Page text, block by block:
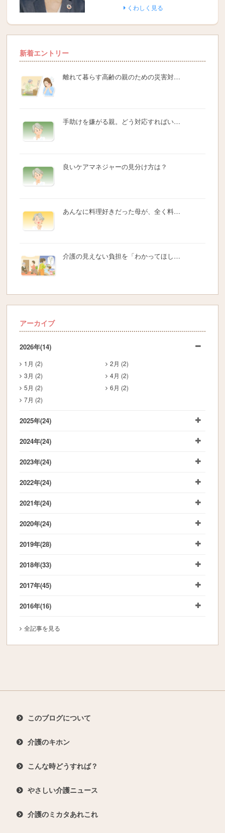
くわしく見る
新着エントリー
離れて暮らす高齢の親のための災害対…
手助けを嫌がる親。どう対応すればい…
良いケアマネジャーの見分け方は？
あんなに料理好きだった母が、全く料…
介護の見えない負担を「わかってほし…
アーカイブ
2026年(14)
1月 (2)
2月 (2)
3月 (2)
4月 (2)
5月 (2)
6月 (2)
7月 (2)
2025年(24)
2024年(24)
2023年(24)
2022年(24)
2021年(24)
2020年(24)
2019年(28)
2018年(33)
2017年(45)
2016年(16)
全記事を見る
このブログについて
介護のキホン
こんな時どうすれば？
やさしい介護ニュース
介護のミカタあれこれ